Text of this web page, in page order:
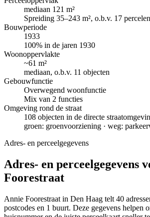
mediaan 121 m²
Spreiding 35–243 m², o.b.v. 17 percelen
Bouwperiode
1933
100% in de jaren 1930
Woonoppervlakte
~61 m²
mediaan, o.b.v. 11 objecten
Gebouwfunctie
Overwegend woonfunctie
Mix van 2 functies
Omgeving rond de straat
108 objecten in de directe
groen: groenvoorziening · weg:
Adres- en perceelgegevens
Adres- en perceelgegevens
Foorestraat
Annie Foorestraat in Den Haag telt 40
postcodes en 1 buurt. Deze gegevens helpen